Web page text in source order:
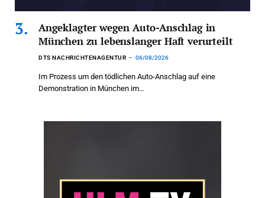
Angeklagter wegen Auto-Anschlag in
München zu lebenslanger Haft verurteilt
DTS NACHRICHTENAGENTUR 06/08/2026
Im Prozess um den tödlichen Auto-Anschlag auf eine
Demonstration in München im…